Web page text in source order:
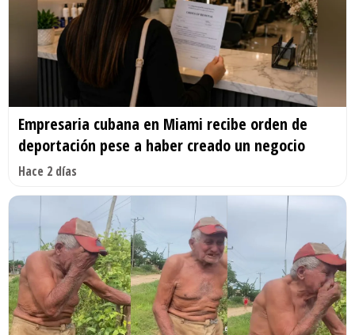
Empresaria cubana en Miami recibe orden de
deportación pese a haber creado un negocio
Hace 2 días